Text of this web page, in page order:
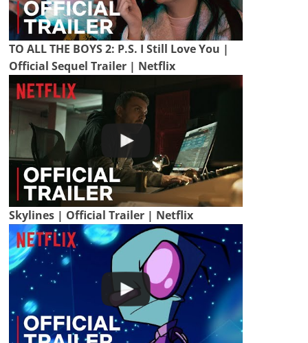
TO ALL THE BOYS 2: P.S. I Still Love You |
Official Sequel Trailer | Netflix
Skylines | Official Trailer | Netflix